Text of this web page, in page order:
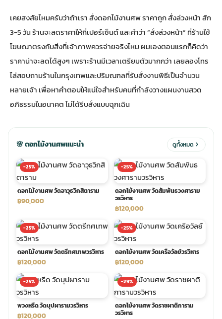
ดอกไม้ศพ
ดอกไม้งานศพ ส่งด่วน
ดอกไม้งานศพ ปากคลองตลาด
ร้านดอกไม้งานศพ ใกล้ฉัน
จัดดอกไม้งานศพ ราคา
ดอกไม้งานศพ ส่งฟรี
ดอกไม้งานศพ ออนไลน์
พวงหรีด ปากคลองตลาด
พวงหรีดราคาถูก
พวงหรีดดอกไม้สด
สั่งพวงหรีด ออนไลน์
ส่งพวงหรีด ด่วน กรุงเทพ
พวงหรีด ปากคลองตลาด ราคา
พวงหรีด ส่งด่วน วันนี้
รุ ราคาถูก
ม้หน้าเมรุ
มรุ ออนไลน์
มรุ ส่งด่วน
พวงหรีดพัดลม ปากคลองตลาด
พวงหรีดพัดลม แบบสวยๆ
จัดงานศพ ราคาถูก
เคยสงสัยไหมครับว่าถ้าเรา สั่งดอกไม้งานศพ ราคาถูก สั่งล่วงหน้า สัก
3-5 วัน ร้านจะลดราคาให้กี่เปอร์เซ็นต์ และคำว่า “สั่งล่วงหน้า” ที่ร้านใช้
โฆษณาตรงกับสิ่งที่เจ้าภาพควรจ่ายจริงไหม ผมเองตอนแรกก็คิดว่า
ราคาน่าจะลดได้สูงๆ เพราะร้านมีเวลาเตรียมตัวมากกว่า เลยลองโทร
ไล่สอบถามร้านในกรุงเทพและปริมณฑลที่รับสั่งงานพิธีเป็นจำนวน
หลายเจ้า เพื่อหาคำตอบให้แน่ใจสำหรับคนที่กำลังวางแผนงานสวด
อภิธรรมในอนาคต ไม่ได้รีบสั่งแบบฉุกเฉิน
🌸 ดอกไม้งานศพแนะนำ ดูทั้งหมด
-25%
ดอกไม้งานศพ วัดอาวุธวิกสิตาราม
฿90,000
-25%
ดอกไม้งานศพ วัดสัมพันธวงศาราม
วรวิหาร
฿120,000
-25%
ดอกไม้งานศพ วัดตรีทศเทพวรวิหาร
฿120,000
-25%
ดอกไม้งานศพ วัดเครือวัลย์วรวิหาร
฿120,000
-25%
พวงหรีด วัดบุปผารามวรวิหาร
฿120,000
-29%
ดอกไม้งานศพ วัดราชผาติการาม
วรวิหาร